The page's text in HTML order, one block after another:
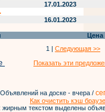
17.01.2023
16.01.2023
Цена
1 | Следующая >>
Показать эти
Объявлений на доске - вчера /
Как очистить кэш
текстом выделены